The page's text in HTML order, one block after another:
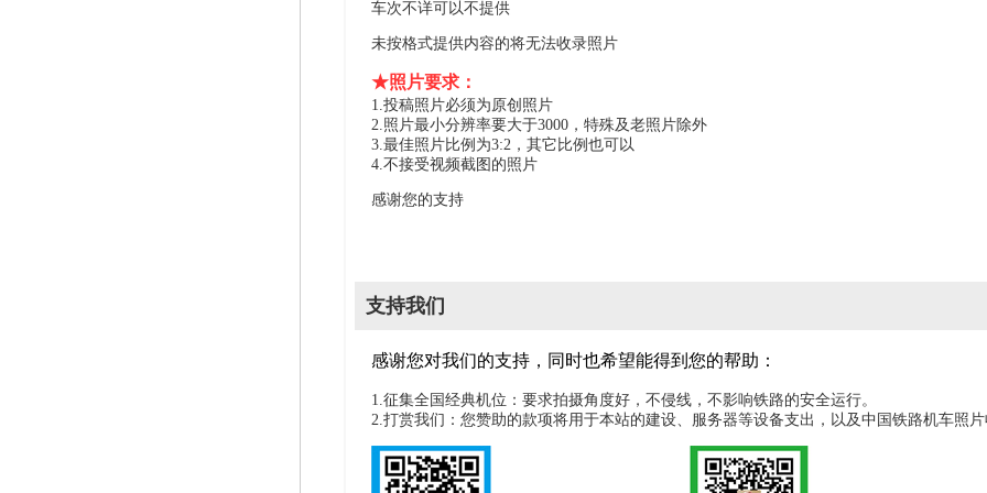
车次不详可以不提供
未按格式提供内容的将无法收录照片
★照片要求：
1.投稿照片必须为原创照片
2.照片最小分辨率要大于3000，特殊及老照片除外
3.最佳照片比例为3:2，其它比例也可以
4.不接受视频截图的照片
感谢您的支持
支持我们
感谢您对我们的支持，同时也希望能得到您的帮助：
1.征集全国经典机位：要求拍摄角度好，不侵线，不影响铁路的安全运行。
2.打赏我们：您赞助的款项将用于本站的建设、服务器等设备支出，以及中国铁路机车照片